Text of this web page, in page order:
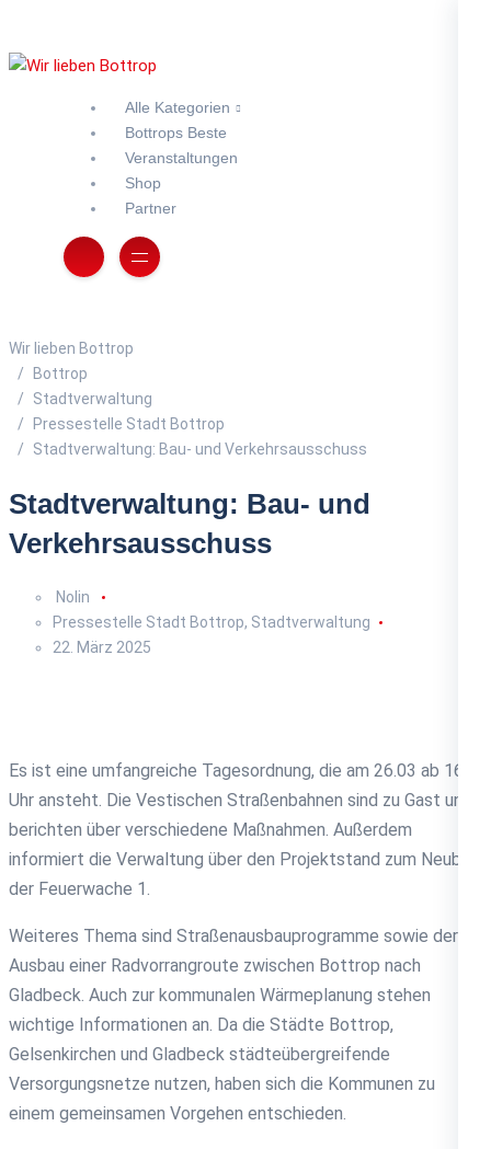
Alle Kategorien
Bottrops Beste
Veranstaltungen
Shop
Partner
Wir lieben Bottrop
Bottrop
Stadtverwaltung
Pressestelle Stadt Bottrop
Stadtverwaltung: Bau- und Verkehrsausschuss
Stadtverwaltung: Bau- und
Verkehrsausschuss
Nolin
Pressestelle Stadt Bottrop, Stadtverwaltung
22. März 2025
Es ist eine umfangreiche Tagesordnung, die am 26.03 ab 16
Uhr ansteht. Die Vestischen Straßenbahnen sind zu Gast und
berichten über verschiedene Maßnahmen. Außerdem
informiert die Verwaltung über den Projektstand zum Neubau
der Feuerwache 1.
Weiteres Thema sind Straßenausbauprogramme sowie der
Ausbau einer Radvorrangroute zwischen Bottrop nach
Gladbeck. Auch zur kommunalen Wärmeplanung stehen
wichtige Informationen an. Da die Städte Bottrop,
Gelsenkirchen und Gladbeck städteübergreifende
Versorgungsnetze nutzen, haben sich die Kommunen zu
einem gemeinsamen Vorgehen entschieden.